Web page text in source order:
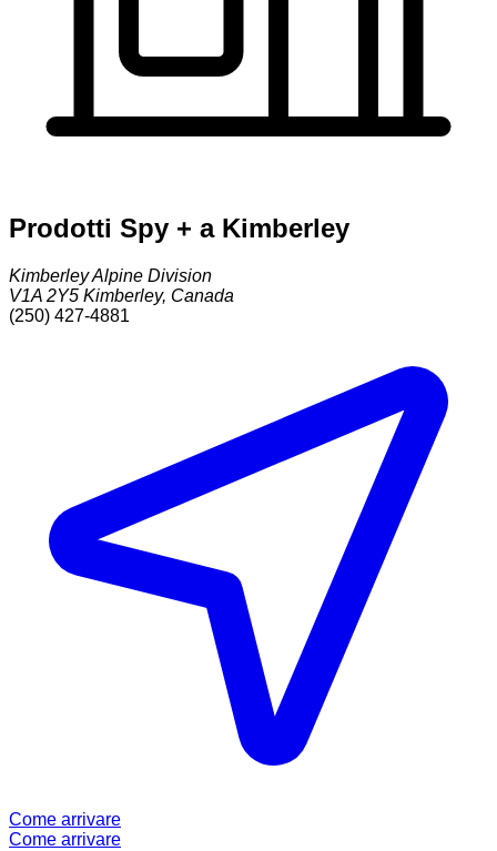
Prodotti Spy + a Kimberley
Kimberley Alpine Division
V1A 2Y5 Kimberley, Canada
(250) 427-4881
Come arrivare
Come arrivare